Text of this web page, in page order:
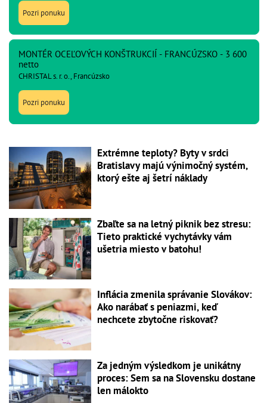
Pozri ponuku
MONTÉR OCEĽOVÝCH KONŠTRUKCIÍ - FRANCÚZSKO - 3 600
netto
CHRISTAL s. r. o., Francúzsko
Pozri ponuku
Extrémne teploty? Byty v srdci
Bratislavy majú výnimočný systém,
ktorý ešte aj šetrí náklady
Zbaľte sa na letný piknik bez stresu:
Tieto praktické vychytávky vám
ušetria miesto v batohu!
Inflácia zmenila správanie Slovákov:
Ako narábať s peniazmi, keď
nechcete zbytočne riskovať?
Za jedným výsledkom je unikátny
proces: Sem sa na Slovensku dostane
len málokto